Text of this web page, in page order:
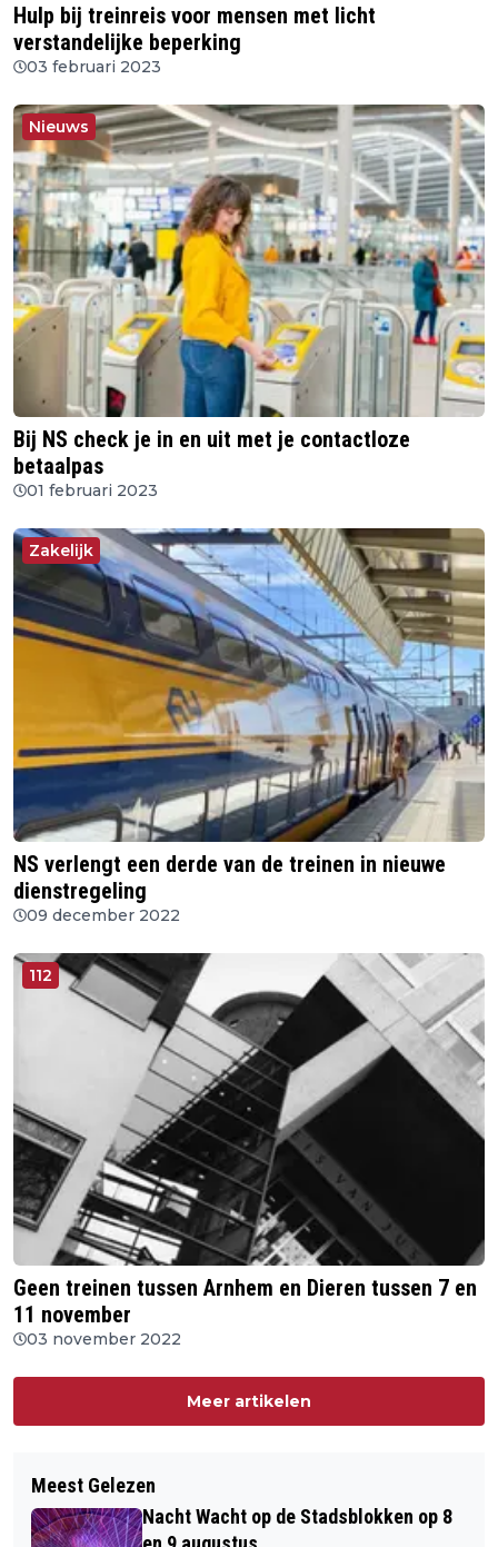
Hulp bij treinreis voor mensen met licht
verstandelijke beperking
03 februari 2023
Nieuws
Bij NS check je in en uit met je contactloze
betaalpas
01 februari 2023
Zakelijk
NS verlengt een derde van de treinen in nieuwe
dienstregeling
09 december 2022
112
Geen treinen tussen Arnhem en Dieren tussen 7 en
11 november
03 november 2022
Meer artikelen
Meest Gelezen
Nacht Wacht op de Stadsblokken op 8